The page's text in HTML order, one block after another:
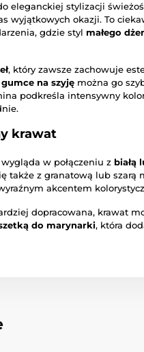
eleganckiej stylizacji
wyjątkowych okazji. To
gdzie styl małego
, który zawsze zachowuje
gumce na szyję można go
podkreśla intensywny
krawat
w połączeniu z białą
także z granatową lub szarą
akcentem
dopracowana, krawat
do marynarki, która